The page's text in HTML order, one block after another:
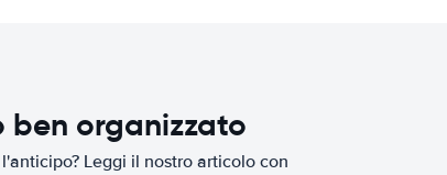
organizzato
Leggi il nostro articolo con